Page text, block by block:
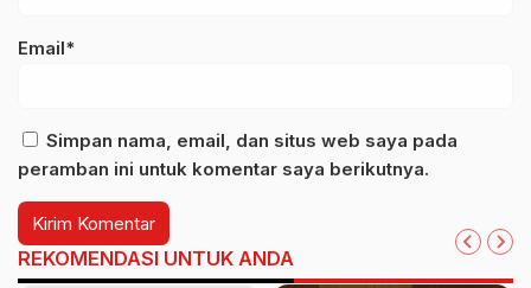
Email*
Simpan nama, email, dan situs web saya pada
peramban ini untuk komentar saya berikutnya.
REKOMENDASI UNTUK ANDA